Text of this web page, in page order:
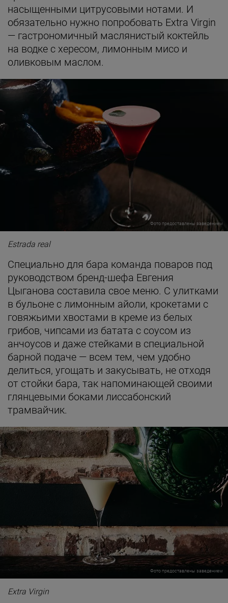
насыщенными цитрусовыми нотами. И
обязательно нужно попробовать Extra Virgin
— гастрономичный маслянистый коктейль
на водке с хересом, лимонным мисо и
оливковым маслом.
Фото предоставлены заведением
Estrada real
Специально для бара команда поваров под
руководством бренд-шефа Евгения
Цыганова составила свое меню. С улитками
в бульоне с лимонным айоли, крокетами с
говяжьими хвостами в креме из белых
грибов, чипсами из батата с соусом из
анчоусов и даже стейками в специальной
барной подаче — всем тем, чем удобно
делиться, угощать и закусывать, не отходя
от стойки бара, так напоминающей своими
глянцевыми боками лиссабонский
трамвайчик.
Фото предоставлены заведением
Extra Virgin